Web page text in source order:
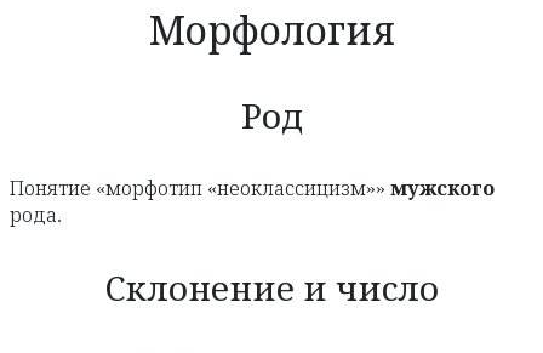
Морфология
Род
Понятие «морфотип «неоклассицизм»» мужского
рода.
Склонение и число